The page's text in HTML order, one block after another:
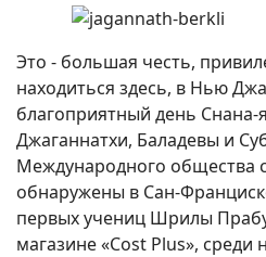
Это - большая честь,
находиться здесь, в Нью
благоприятный день
Джаганнатхи, Баладевы и
Международного общества
обнаружены в Сан-
первых учениц Шрилы
магазине «Cost Plus»,